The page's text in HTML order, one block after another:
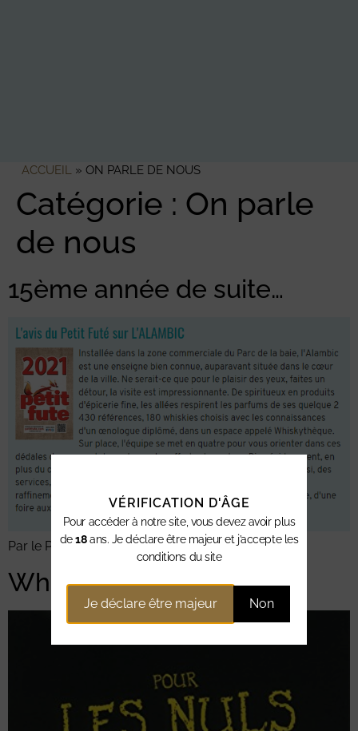
ACCUEIL » ON PARLE DE NOUS
Catégorie : On parle
de nous
15ème année de suite…
Par le Petit Futé ! En savoir plus
Whisky pour les nuls
VÉRIFICATION D'ÂGE
Pour accéder à notre site, vous devez avoir plus
de18ans. Je déclare être majeur et j’accepte les
conditions du site
Je déclare être majeur Non